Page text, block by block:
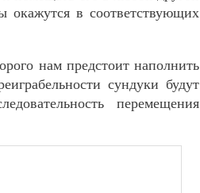
окажутся в соответствующих
нам предстоит наполнить
сундуки будут
перемещения